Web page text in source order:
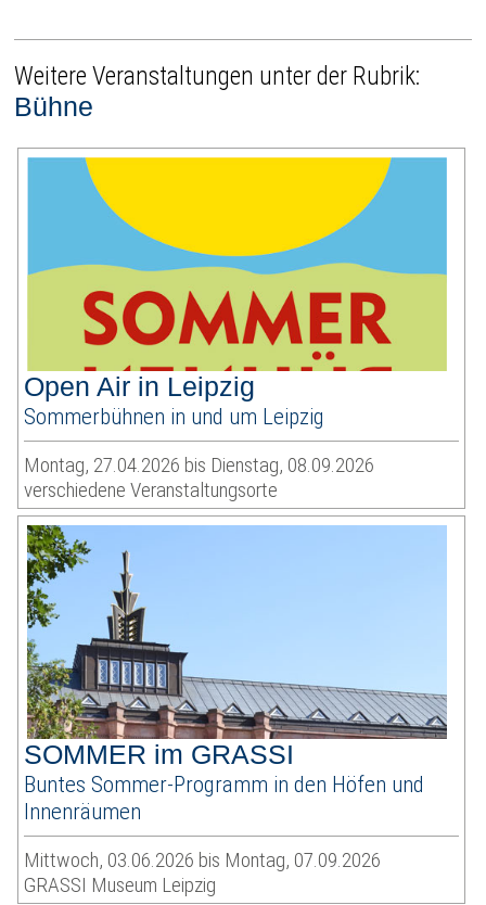
Weitere Veranstaltungen unter der Rubrik:
Bühne
Open Air in Leipzig
Sommerbühnen in und um Leipzig
Montag, 27.04.2026 bis Dienstag, 08.09.2026
verschiedene Veranstaltungsorte
SOMMER im GRASSI
Buntes Sommer-Programm in den Höfen und
Innenräumen
Mittwoch, 03.06.2026 bis Montag, 07.09.2026
GRASSI Museum Leipzig